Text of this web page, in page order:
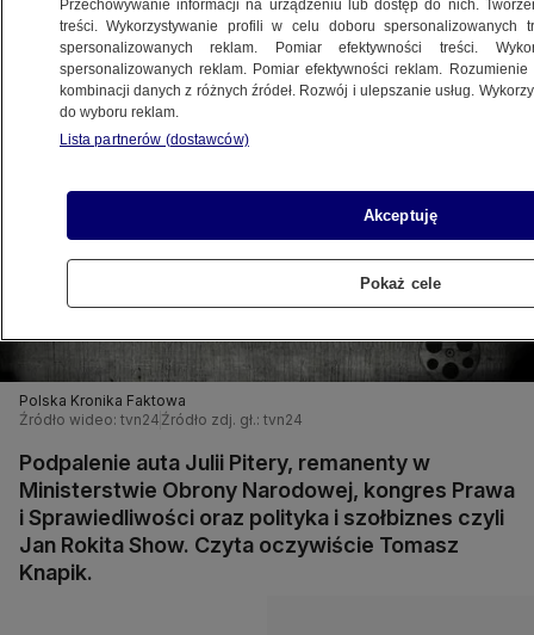
Udostępnij
Polska Kronika Faktowa
Źródło wideo: tvn24 Źródło zdj. gł.: tvn24
Podpalenie auta Julii Pitery, remanenty w
Ministerstwie Obrony Narodowej, kongres Prawa
i Sprawiedliwości oraz polityka i szołbiznes czyli
Jan Rokita Show. Czyta oczywiście Tomasz
Knapik.
Przechowywanie informacji na urządzeniu lub dostęp do nich.
treści. Wykorzystywanie profili w celu doboru spersonalizowanych
spersonalizowanych reklam. Pomiar efektywności treści.
spersonalizowanych reklam. Pomiar efektywności reklam.
kombinacji danych z różnych źródeł. Rozwój i ulepszanie usług.
do wyboru reklam.
Lista partnerów (dostawców)
Akceptuję
Pokaż cele